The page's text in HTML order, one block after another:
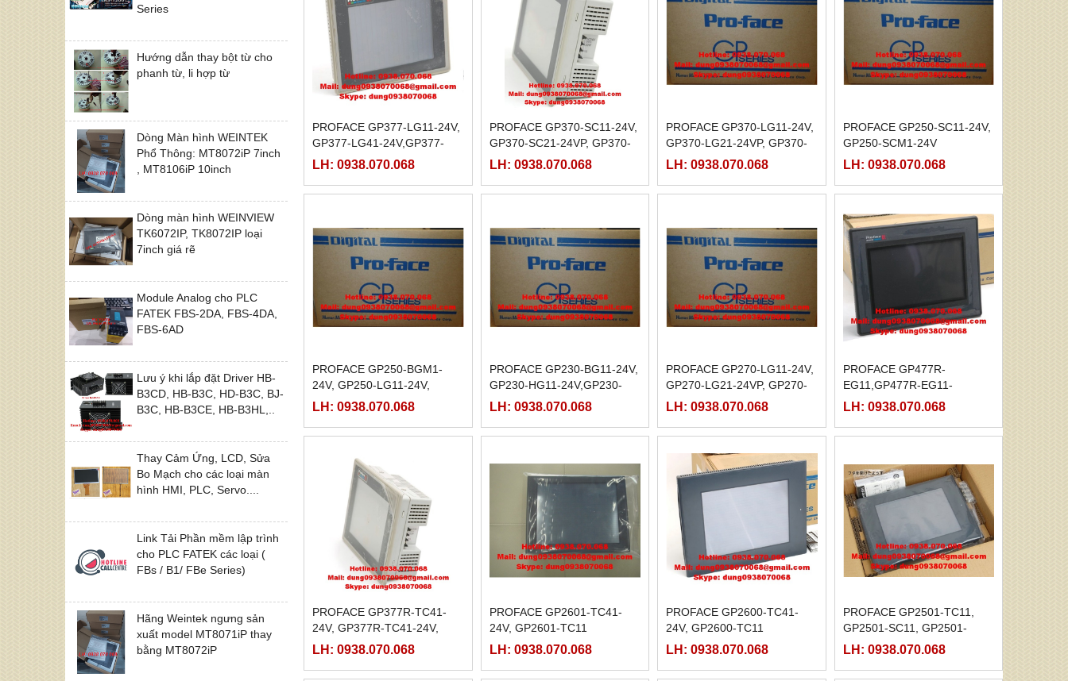
Series
Hướng dẫn thay bột từ cho
phanh từ, li hợp từ
Dòng Màn hình WEINTEK
Phổ Thông: MT8072iP 7inch
, MT8106iP 10inch
Dòng màn hình WEINVIEW
TK6072IP, TK8072IP loại
7inch giá rẽ
Module Analog cho PLC
FATEK FBS-2DA, FBS-4DA,
FBS-6AD
Lưu ý khi lắp đặt Driver HB-
B3CD, HB-B3C, HD-B3C, BJ-
B3C, HB-B3CE, HB-B3HL,..
Thay Cảm Ứng, LCD, Sửa
Bo Mạch cho các loại màn
hình HMI, PLC, Servo....
Link Tải Phần mềm lập trình
cho PLC FATEK các loại (
FBs / B1/ FBe Series)
Hãng Weintek ngưng sản
xuất model MT8071iP thay
bằng MT8072iP
PROFACE GP377-LG11-24V,
GP377-LG41-24V,GP377-
SC11-24V,GP377-SC41-24V
LH: 0938.070.068
PROFACE GP370-SC11-24V,
GP370-SC21-24VP, GP370-
SC31-24VP, GP370-SC41-
LH: 0938.070.068
PROFACE GP370-LG11-24V,
GP370-LG21-24VP, GP370-
LG31-24VP, GP370-LG41-
LH: 0938.070.068
PROFACE GP250-SC11-24V,
GP250-SCM1-24V
LH: 0938.070.068
PROFACE GP250-BGM1-
24V, GP250-LG11-24V,
GP250-SC11-24V
LH: 0938.070.068
PROFACE GP230-BG11-24V,
GP230-HG11-24V,GP230-
LG11-24V,GP230-SC11-24V
LH: 0938.070.068
PROFACE GP270-LG11-24V,
GP270-LG21-24VP, GP270-
LG31-24V,
LH: 0938.070.068
PROFACE GP477R-
EG11,GP477R-EG11-
M,GP477R-EG41-
LH: 0938.070.068
PROFACE GP377R-TC41-
24V, GP377R-TC41-24V,
GP377R-TC11
LH: 0938.070.068
PROFACE GP2601-TC41-
24V, GP2601-TC11
LH: 0938.070.068
PROFACE GP2600-TC41-
24V, GP2600-TC11
LH: 0938.070.068
PROFACE GP2501-TC11,
GP2501-SC11, GP2501-
SC41
LH: 0938.070.068